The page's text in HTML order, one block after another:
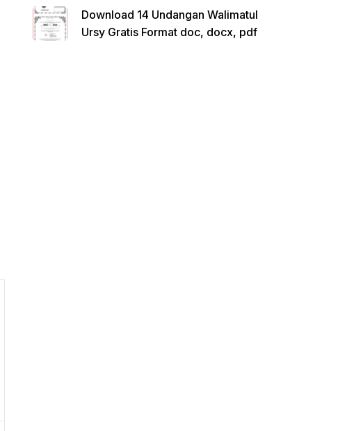
Download 14 Undangan Walimatul
Ursy Gratis Format doc, docx, pdf